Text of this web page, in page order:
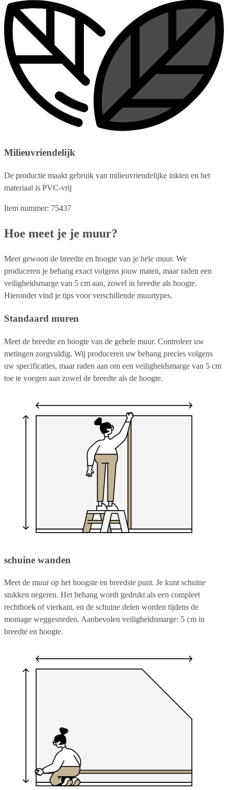
Milieuvriendelijk
De productie maakt gebruik van milieuvriendelijke inkten en het
materiaal is PVC-vrij
Item nummer: 75437
Hoe meet je je muur?
Meet gewoon de breedte en hoogte van je hele muur. We
produceren je behang exact volgens jouw maten, maar raden een
veiligheidsmarge van 5 cm aan, zowel in breedte als hoogte.
Hieronder vind je tips voor verschillende muurtypes.
Standaard muren
Meet de breedte en hoogte van de gehele muur. Controleer uw
metingen zorgvuldig. Wij produceren uw behang precies volgens
uw specificaties, maar raden aan om een veiligheidsmarge van 5 cm
toe te voegen aan zowel de breedte als de hoogte.
schuine wanden
Meet de muur op het hoogste en breedste punt. Je kunt schuine
stukken negeren. Het behang wordt gedrukt als een compleet
rechthoek of vierkant, en de schuine delen worden tijdens de
montage weggesneden. Aanbevolen veiligheidsmarge: 5 cm in
breedte en hoogte.